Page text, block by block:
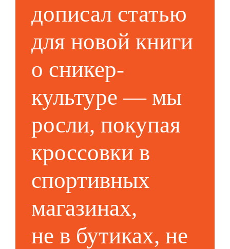
дописал статью
для новой книги
о сникер-
культуре — мы
росли, покупая
кроссовки в
спортивных
магазинах,
не в бутиках, не